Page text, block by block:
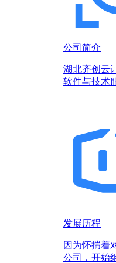
公司简介
湖北齐创云
软件与技术
发展历程
因为怀揣着
公司，开始